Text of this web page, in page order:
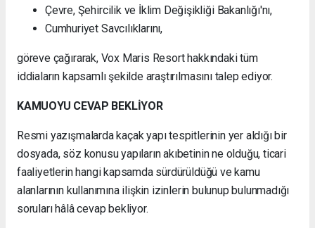
Çevre, Şehircilik ve İklim Değişikliği Bakanlığı'nı,
Cumhuriyet Savcılıklarını,
göreve çağırarak, Vox Maris Resort hakkındaki tüm
iddiaların kapsamlı şekilde araştırılmasını talep ediyor.
KAMUOYU CEVAP BEKLİYOR
Resmi yazışmalarda kaçak yapı tespitlerinin yer aldığı bir
dosyada, söz konusu yapıların akıbetinin ne olduğu, ticari
faaliyetlerin hangi kapsamda sürdürüldüğü ve kamu
alanlarının kullanımına ilişkin izinlerin bulunup bulunmadığı
soruları hâlâ cevap bekliyor.